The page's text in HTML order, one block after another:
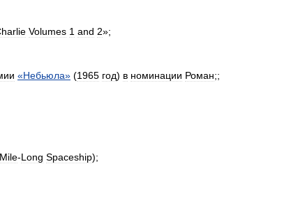
Volumes 1 and 2»;
«Небьюла» (1965 год) в номинации Роман;;
Mile-Long Spaceship);